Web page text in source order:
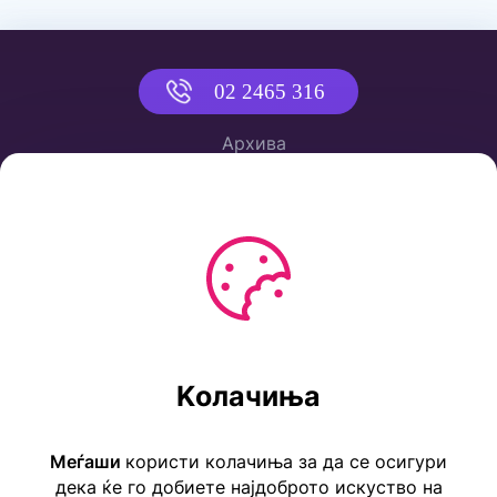
02 2465 316
Архива
Тел: ++389 2 2465 316
Kолачиња
Меѓаши користи колачиња за да се осигури
дека ќе го добиете најдоброто искуство на